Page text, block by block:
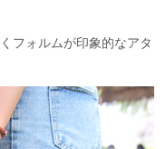
フォルムが印象的なアタ